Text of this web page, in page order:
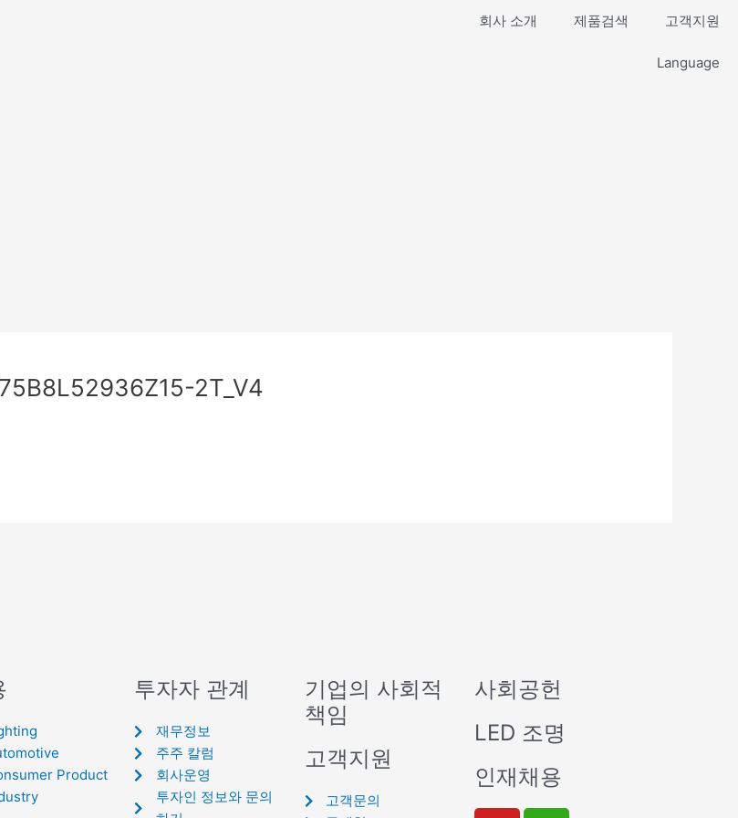
회사 소개 제품검색 고객지원
Language
2T_V4
Product
투자자 관계
재무정보
주주 칼럼
회사운영
투자인 정보와 문의
기업의 사회적
책임
고객지원
고객문의
사회공헌
LED 조명
인재채용